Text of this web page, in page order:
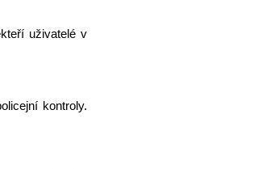
uživatelé v
kontroly.